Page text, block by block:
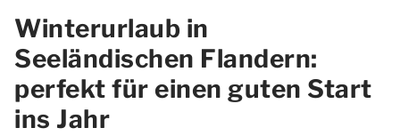
Winterurlaub in
Seeländischen Flandern:
perfekt für einen guten Start
ins Jahr